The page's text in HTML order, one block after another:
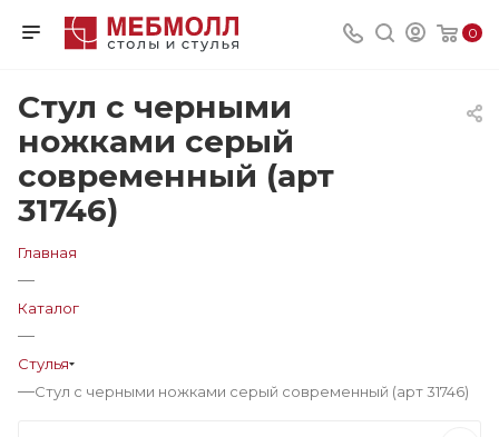
0
Стул с черными
ножками серый
современный (арт
31746)
Главная
—
Каталог
—
Стулья
—Стул с черными ножками серый современный (арт 31746)